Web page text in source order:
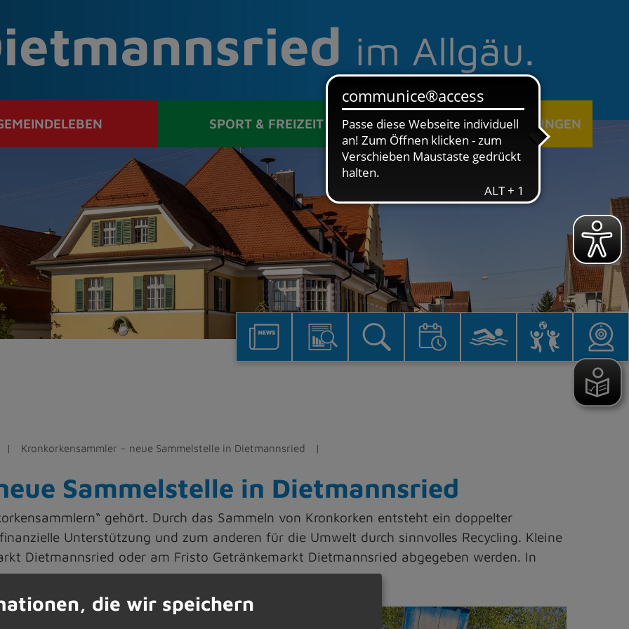
im Allgäu.
SPORT & FREIZEIT ÖFFENTLICHE EINRICHTUNGEN
Kronkorkensammler – neue Sammelstelle in Dietmannsried
Sammelstelle in Dietmannsried
gehört. Durch das Sammeln von Kronkorken entsteht ein doppelter
Unterstützung und zum anderen für die Umwelt durch sinnvolles Recycling. Kleine
Dietmannsried oder am Fristo Getränkemarkt Dietmannsried abgegeben werden. In
Mengen am Bahnhof Dietmannsried
die wir speichern